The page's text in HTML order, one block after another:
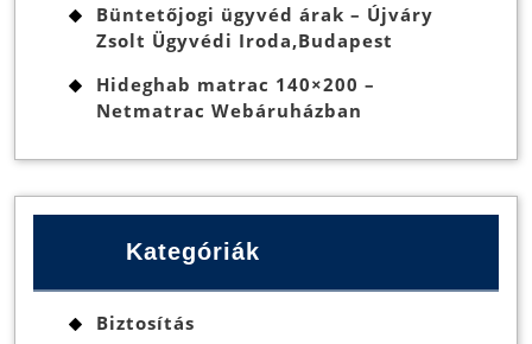
Büntetőjogi ügyvéd árak – Újváry
Zsolt Ügyvédi Iroda,Budapest
Hideghab matrac 140×200 –
Netmatrac Webáruházban
Kategóriák
Biztosítás